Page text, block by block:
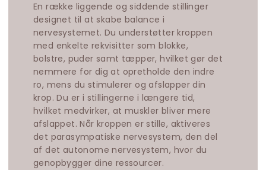
En række liggende og siddende stillinger
designet til at skabe balance i
nervesystemet. Du understøtter kroppen
med enkelte rekvisitter som blokke,
bolstre, puder samt tæpper, hvilket gør det
nemmere for dig at opretholde den indre
ro, mens du stimulerer og afslapper din
krop. Du er i stillingerne i længere tid,
hvilket medvirker, at muskler bliver mere
afslappet. Når kroppen er stille, aktiveres
det parasympatiske nervesystem, den del
af det autonome nervesystem, hvor du
genopbygger dine ressourcer.